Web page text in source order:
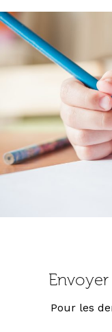
Pour les